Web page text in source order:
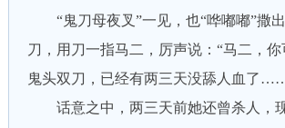
“鬼刀母夜叉”一见，也“哗嘟嘟”撒
刀，用刀一指马二，厉声说：“马二，
鬼头双刀，已经有两三天没舔人血了
话意之中，两三天前她还曾杀人，